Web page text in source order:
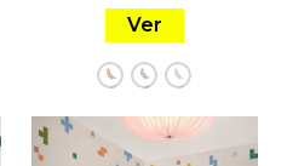
Ver